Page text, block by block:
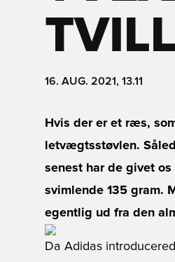
16. AUG. 2021, 13.11
Hvis der er et ræs,
letvægtsstøvlen.
senest har de givet
svimlende 135 gram.
egentlig ud fra den
Da Adidas